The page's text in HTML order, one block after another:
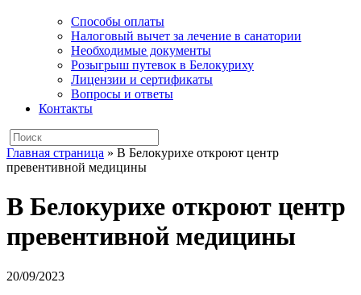
Способы оплаты
Налоговый вычет за лечение в санатории
Необходимые документы
Розыгрыш путевок в Белокуриху
Лицензии и сертификаты
Вопросы и ответы
Контакты
Главная страница » В Белокурихе откроют центр
превентивной медицины
В Белокурихе откроют центр
превентивной медицины
20/09/2023